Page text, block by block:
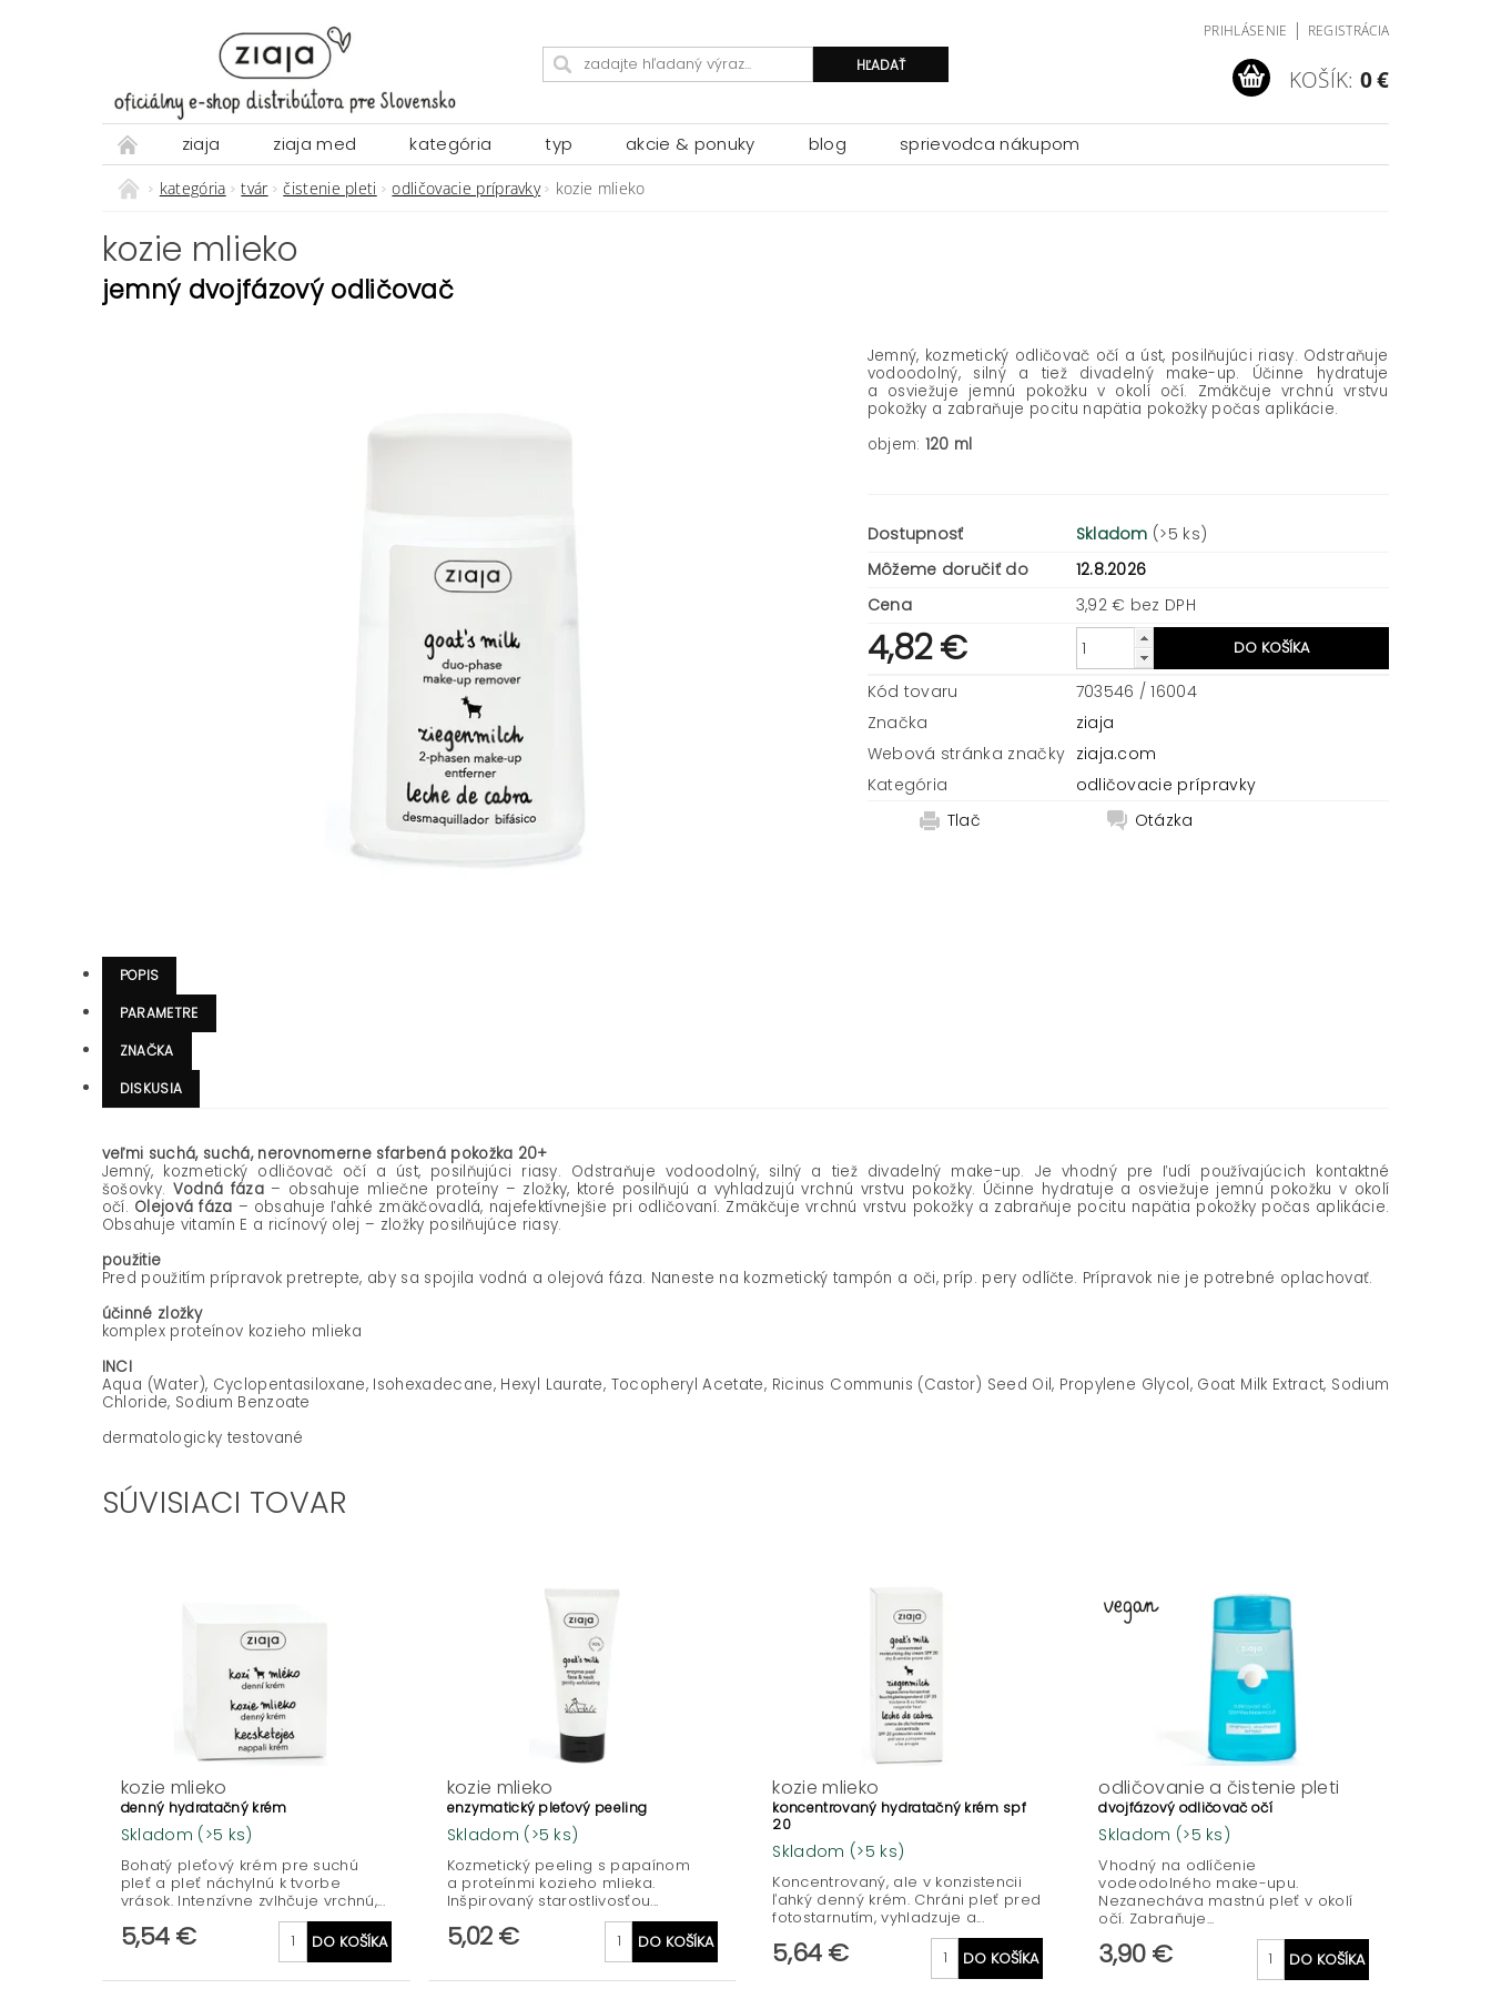
PRIHLÁSENIE | REGISTRÁCIA
KOŠÍK: 0 €
ziaja ziaja med kategória typ akcie & ponuky blog sprievodca nákupom
kategória tvár čistenie pleti odličovacie prípravky kozie mlieko
kozie mlieko
jemný dvojfázový odličovač
Jemný, kozmetický odličovač očí a úst, posilňujúci riasy. Odstraňuje
vodoodolný, silný a tiež divadelný make-up. Účinne hydratuje
a osviežuje jemnú pokožku v okolí očí. Zmäkčuje vrchnú vrstvu
pokožky a zabraňuje pocitu napätia pokožky počas aplikácie.
objem: 120 ml
Dostupnosť Skladom (>5 ks)
Môžeme doručiť do
12.8.2026
Cena
3,92 € bez DPH
4,82 €
Kód tovaru
703546 / 16004
Značka
ziaja
Webová stránka značky ziaja.com
Kategória
odličovacie prípravky
Tlač
Otázka
POPIS
PARAMETRE
ZNAČKA
DISKUSIA
veľmi suchá, suchá, nerovnomerne sfarbená pokožka 20+
Jemný, kozmetický odličovač očí a úst, posilňujúci riasy. Odstraňuje vodoodolný, silný a tiež divadelný make-up. Je vhodný pre ľudí používajúcich kontaktné
šošovky. Vodná fáza – obsahuje mliečne proteíny – zložky, ktoré posilňujú a vyhladzujú vrchnú vrstvu pokožky. Účinne hydratuje a osviežuje jemnú pokožku v okolí
očí. Olejová fáza – obsahuje ľahké zmäkčovadlá, najefektívnejšie pri odličovaní. Zmäkčuje vrchnú vrstvu pokožky a zabraňuje pocitu napätia pokožky počas aplikácie.
Obsahuje vitamín E a ricínový olej – zložky posilňujúce riasy.
použitie
Pred použitím prípravok pretrepte, aby sa spojila vodná a olejová fáza. Naneste na kozmetický tampón a oči, príp. pery odlíčte. Prípravok nie je potrebné oplachovať.
účinné zložky
komplex proteínov kozieho mlieka
INCI
Aqua (Water), Cyclopentasiloxane, Isohexadecane, Hexyl Laurate, Tocopheryl Acetate, Ricinus Communis (Castor) Seed Oil, Propylene Glycol, Goat Milk Extract, Sodium
Chloride, Sodium Benzoate
dermatologicky testované
SÚVISIACI TOVAR
kozie mlieko
denný hydratačný krém
Skladom (>5 ks)
Bohatý pleťový krém pre suchú
pleť a pleť náchylnú k tvorbe
vrások. Intenzívne zvlhčuje vrchnú,...
5,54 €
kozie mlieko
enzymatický pleťový peeling
Skladom (>5 ks)
Kozmetický peeling s papaínom
a proteínmi kozieho mlieka.
Inšpirovaný starostlivosťou...
5,02 €
kozie mlieko
koncentrovaný hydratačný krém spf
20
Skladom (>5 ks)
Koncentrovaný, ale v konzistencii
ľahký denný krém. Chráni pleť pred
fotostarnutím, vyhladzuje a...
5,64 €
odličovanie a čistenie pleti
dvojfázový odličovač očí
Skladom (>5 ks)
Vhodný na odlíčenie
vodeodolného make-upu.
Nezanecháva mastnú pleť v okolí
očí. Zabraňuje...
3,90 €